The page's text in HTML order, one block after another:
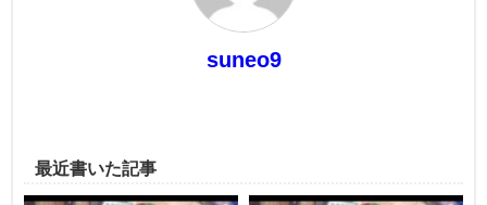
suneo9
最近書いた記事